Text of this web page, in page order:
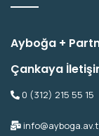
Ayboğa +
Çankaya
0 (312) 215 55 15